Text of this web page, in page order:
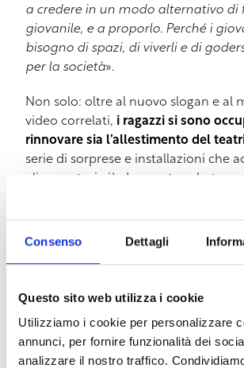
Consenso Dettagli
Questo sito web utilizza i cookie
Utilizziamo i cookie per personalizzare
annunci, per fornire funzionalità dei
analizzare il nostro traffico.
a credere in un modo alternativo di
giovanile, e a proporlo. Perché i
bisogno di spazi, di viverli e di
per la società».
Non solo: oltre al nuovo slogan e al
video correlati, i ragazzi si sono
rinnovare sia l’allestimento del
serie di sorprese e installazioni che
gli avventori già da questo sabato,
all’esterno, sia l’impianto luci e
cambio di testimone significativo
rompere con la tradizione
permetterà allo storico live club di
giovani il meglio dell’esperienza del
e della socializzazione
Vogliamo